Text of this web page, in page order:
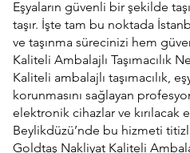
Eşyaların güvenli bir şekilde
taşır. İşte tam bu noktada
ve taşınma sürecinizi hem
Kaliteli Ambalajlı Taşımacılık
Kaliteli ambalajlı taşımacılık,
korunmasını sağlayan
elektronik cihazlar ve kırılacak
Beylikdüzü’nde bu hizmeti
Goldtaş Nakliyat Kaliteli